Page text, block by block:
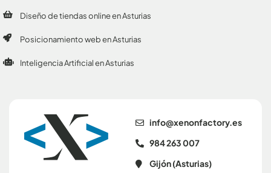
se.yrotcafnonex@ofni
984 263 007
Gijón (Asturias)
Diseño de tiendas online en Asturias
Posicionamiento web en Asturias
Inteligencia Artificial en Asturias